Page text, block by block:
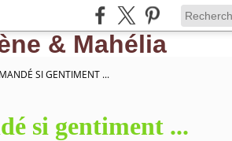
SI GENTIMENT ...
si gentiment ...